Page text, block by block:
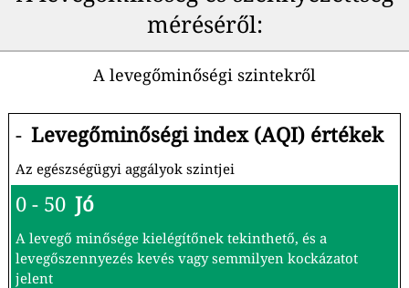
méréséről:
A levegőminőségi szintekről
- Levegőminőségi index (AQI) értékek
Az egészségügyi aggályok szintjei
0 - 50 Jó
A levegő minősége kielégítőnek tekinthető, és a
levegőszennyezés kevés vagy semmilyen kockázatot
jelent